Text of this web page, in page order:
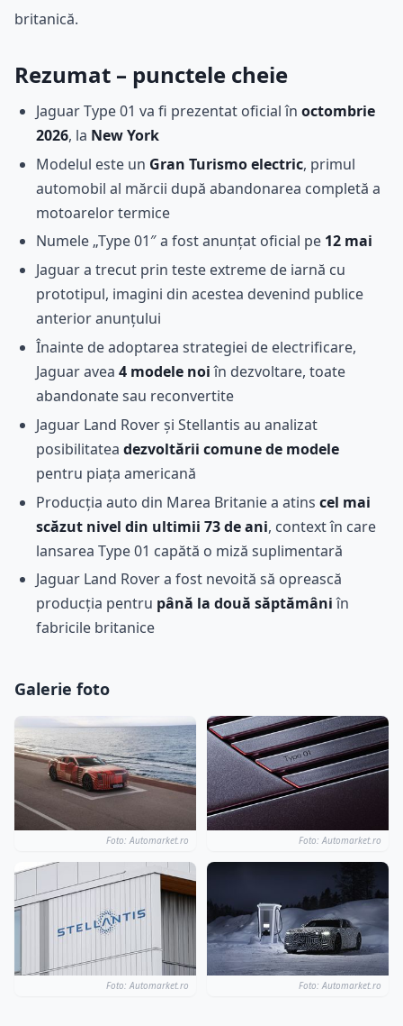
britanică.
Rezumat – punctele cheie
Jaguar Type 01 va fi prezentat oficial în octombrie
2026, la New York
Modelul este un Gran Turismo electric, primul
automobil al mărcii după abandonarea completă a
motoarelor termice
Numele „Type 01″ a fost anunțat oficial pe 12 mai
Jaguar a trecut prin teste extreme de iarnă cu
prototipul, imagini din acestea devenind publice
anterior anunțului
Înainte de adoptarea strategiei de electrificare,
Jaguar avea 4 modele noiîn dezvoltare, toate
abandonate sau reconvertite
Jaguar Land Rover și Stellantis au analizat
posibilitatea dezvoltării comune de modele
pentru piața americană
Producția auto din Marea Britanie a atins cel mai
scăzut nivel din ultimii 73 de ani, context în care
lansarea Type 01 capătă o miză suplimentară
Jaguar Land Rover a fost nevoită să oprească
producția pentru până la două săptămâniîn
fabricile britanice
Galerie foto
Foto: Automarket.ro Foto: Automarket.ro
Foto: Automarket.ro Foto: Automarket.ro